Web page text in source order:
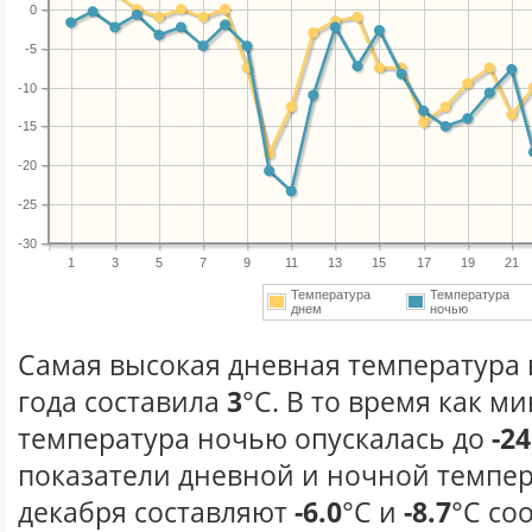
1 3 5 7 9 11 13 15 17 19 21
-30
-25
-20
-15
-10
-5
0
Температура
днем
Температура
ночью
Самая высокая дневная температура
года составила 3°С. В то время как
температура ночью опускалась до -24
показатели дневной и ночной
декабря составляют-6.0°С и -8.7°С